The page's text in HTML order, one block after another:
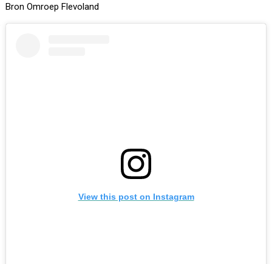
Bron Omroep Flevoland
View this post on Instagram